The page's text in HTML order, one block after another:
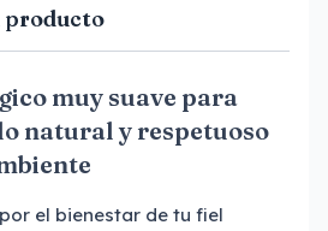
producto
muy suave para
natural y respetuoso
el bienestar de tu fiel